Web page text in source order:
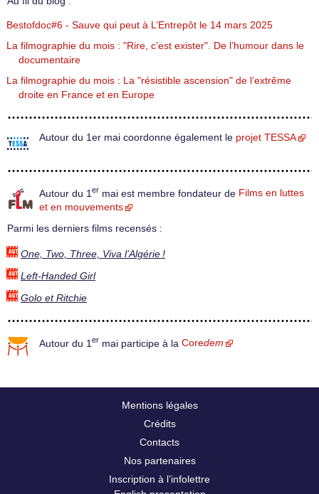
Bestofdoc#6 - Sauve qui peut à L’Entrepôt le 14 mars 2025
La filmographie du mois : "Rire, c’est exister". De l’humour dans le
documentaire
La filmographie du mois : La "résistible ascension" de l’extrême
droite en France et en Europe
Autour du 1er mai coordonne également le projet TESSA
Autour du 1 er mai est membre fondateur de Films en luttes
et en mouvements
Parmi les derniers films recensés :
One, Two, Three, Viva l’Algérie !
Left-Handed Girl
Golo et Ritchie
Autour du 1 er mai participe à la Coredem
Mentions légales
Crédits
Contacts
Nos partenaires
Inscription à l’infolettre